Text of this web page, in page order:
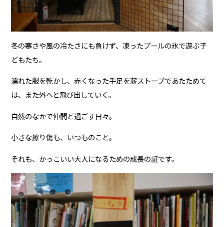
冬の寒さや風の冷たさにも負けず、凍ったプールの氷で遊ぶ子
どもたち。
濡れた服を乾かし、赤くなった手足を薪ストーブであたためて
は、また外へと飛び出していく。
自然のなかで仲間と過ごす日々。
小さな擦り傷も、いつものこと。
それも、かっこいい大人になるための成長の証です。